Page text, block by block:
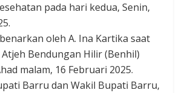
pada hari kedua, Senin,
oleh A. Ina Kartika saat
Bendungan Hilir (Benhil)
malam, 16 Februari 2025.
Barru dan Wakil Bupati Barru,